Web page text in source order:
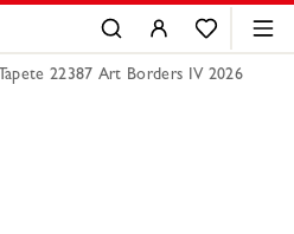
Tapete 22387 Art Borders IV 2026